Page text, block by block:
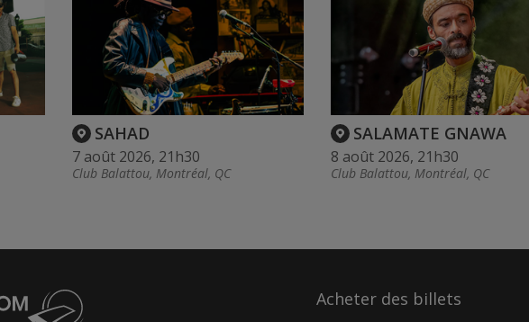
SAHAD
7 août 2026, 21h30
Club Balattou, Montréal, QC
SALAMATE GNAWA
8 août 2026, 21h30
Club Balattou, Montréal, QC
Acheter des billets